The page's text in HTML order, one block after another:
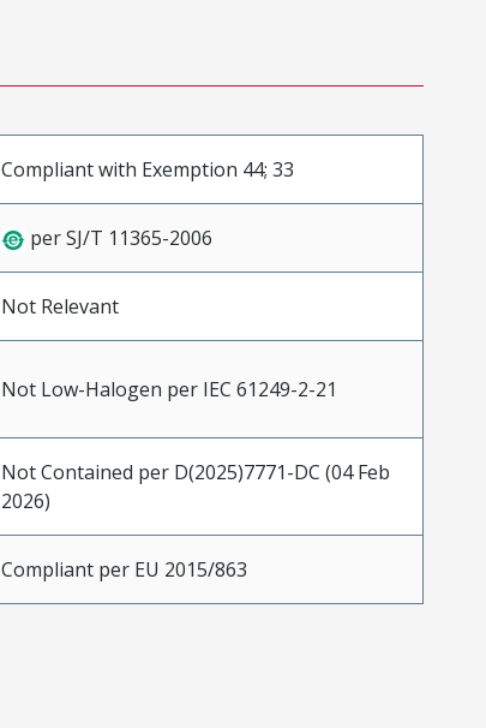
Compliant with Exemption 44; 33
per SJ/T 11365-2006
Not Relevant
Not Low-Halogen per IEC 61249-2-21
Not Contained per D(2025)7771-DC (04 Feb
2026)
Compliant per EU 2015/863